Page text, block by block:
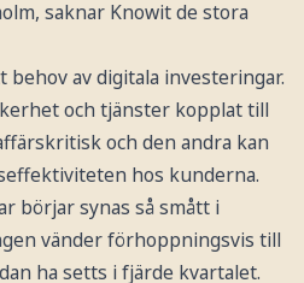
saknar Knowit de stora
av digitala investeringar.
och tjänster kopplat till
och den andra kan
hos kunderna.
börjar synas så smått i
vänder förhoppningsvis till
ha setts i fjärde kvartalet.